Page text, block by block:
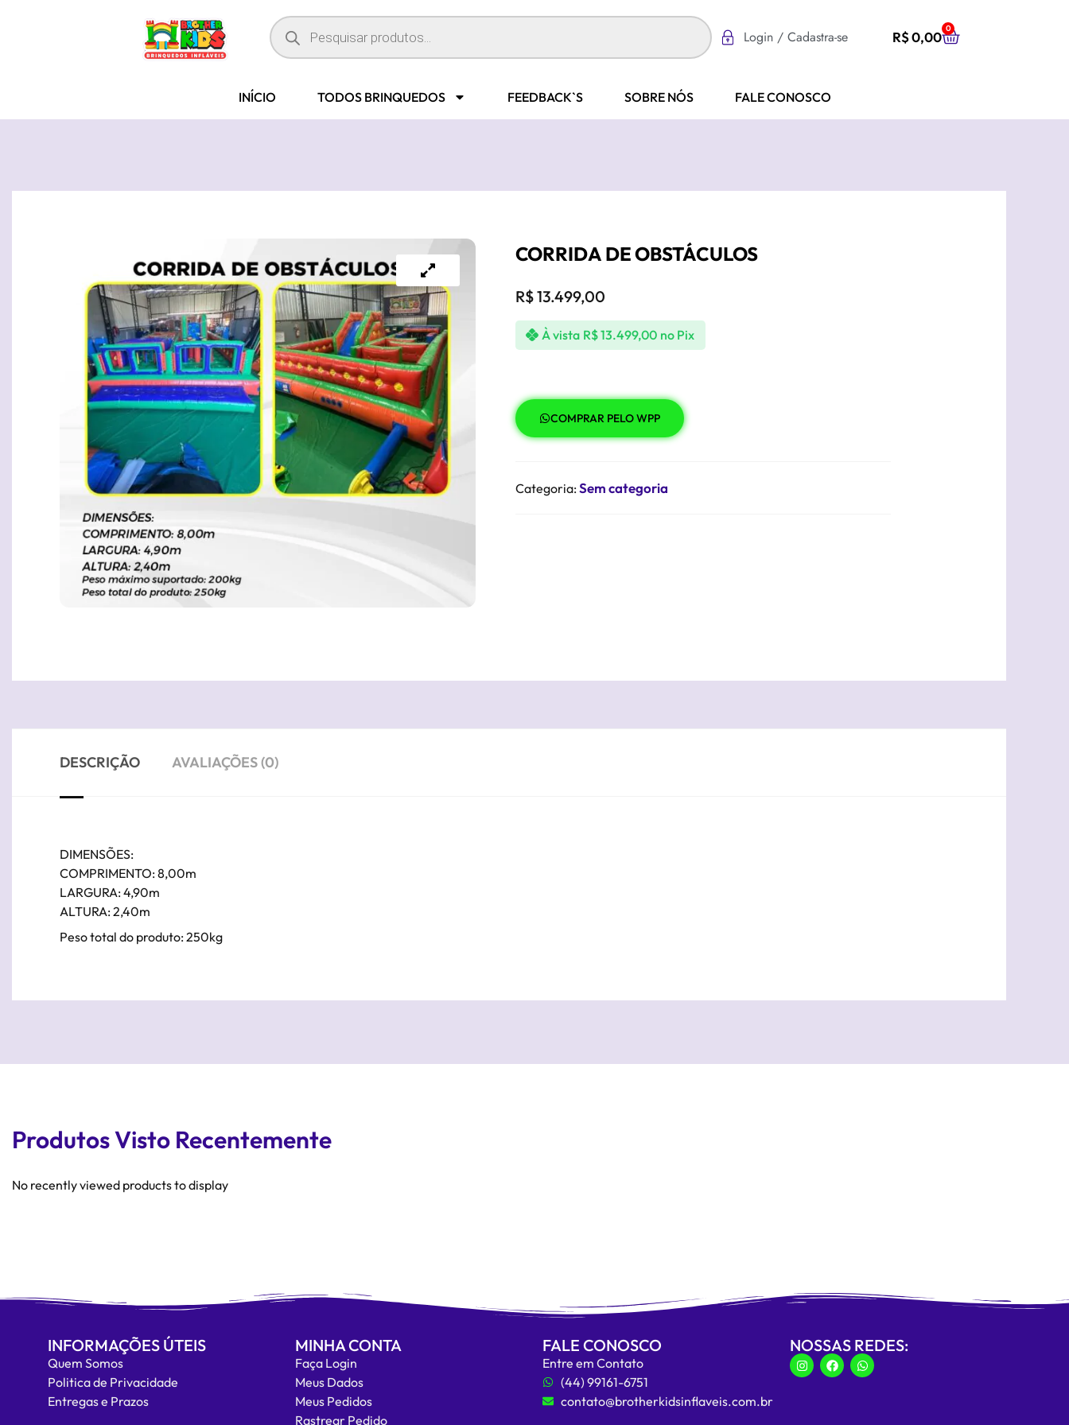
Login / Cadastra-se R$0,00
0
INÍCIO TODOS BRINQUEDOS FEEDBACK`S SOBRE NÓS FALE CONOSCO
CORRIDA DE OBSTÁCULOS
R$13.499,00
À vista R$13.499,00 no Pix
COMPRAR PELO WPP
Categoria:Sem categoria
DESCRIÇÃO AVALIAÇÕES (0)
DIMENSÕES:
COMPRIMENTO: 8,00m
LARGURA: 4,90m
ALTURA: 2,40m
Peso total do produto: 250kg
Produtos Visto Recentemente
No recently viewed products to display
INFORMAÇÕES ÚTEIS
Quem Somos
Politica de Privacidade
Entregas e Prazos
MINHA CONTA
Faça Login
Meus Dados
Meus Pedidos
Rastrear Pedido
FALE CONOSCO
Entre em Contato
(44) 99161-6751
contato@brotherkidsinflaveis.com.br
NOSSAS REDES: